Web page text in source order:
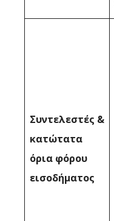
Συντελεστές &
κατώτατα
όρια φόρου
εισοδήματος